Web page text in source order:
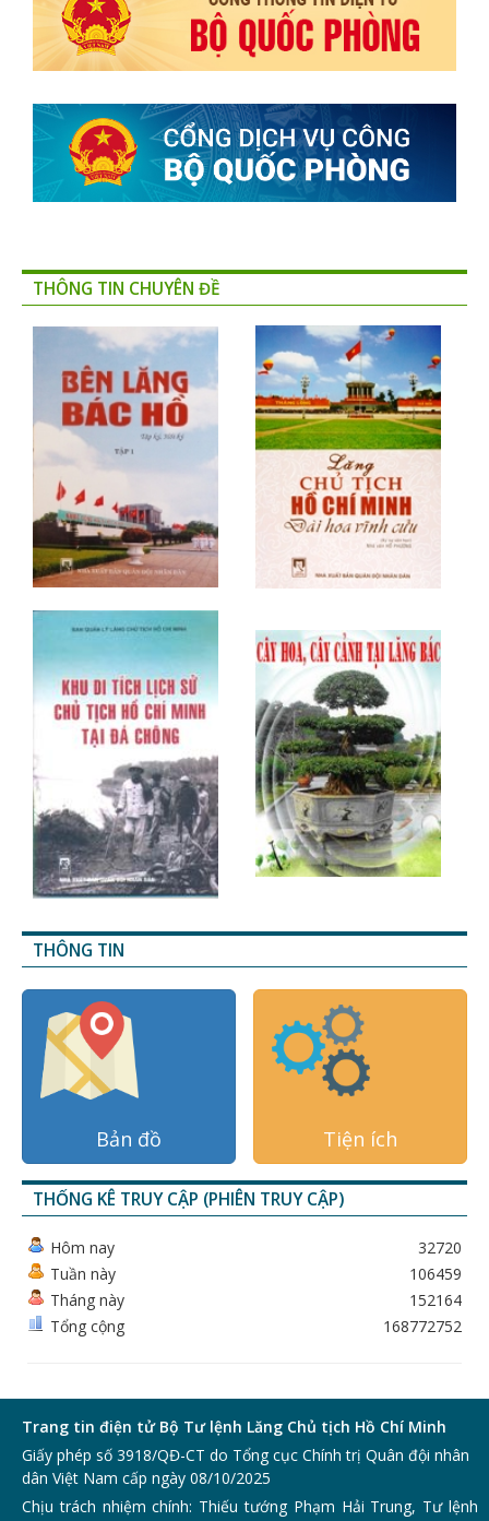
THÔNG TIN CHUYÊN ĐỀ
THÔNG TIN
Bản đồ Tiện ích
THỐNG KÊ TRUY CẬP (PHIÊN TRUY CẬP)
Hôm nay
Tuần này
Tháng này
Tổng cộng
32720
106459
152164
168772752
Trang tin điện tử Bộ Tư lệnh Lăng Chủ tịch Hồ Chí Minh
Giấy phép số 3918/QĐ-CT do Tổng cục Chính trị Quân đội nhân
dân Việt Nam cấp ngày 08/10/2025
Chịu trách nhiệm chính: Thiếu tướng Phạm Hải Trung, Tư lệnh